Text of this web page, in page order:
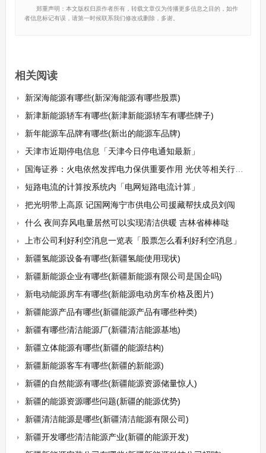
郑重声明：本文版权归原作者所有，转载文章仅为传播更多信息之目的，如作
者信息标记有误，请第一时候联系我们修改或删除，多谢。
相关阅读
新深海能源有哪些(新深海能源有哪些股票)
新津新能源轿车有哪些(新津新能源轿车有哪些牌子)
新年能源车品牌有哪些(新出的能源车品牌)
天津市近期停电信息「天津今日停电通知最新」
国海证券：火电依然发挥电力保供重要作用 光伏等相关行业有望持续景气
短路电流的计算按系统内「电网短路电流计算」
把光明带上高原 记国网海宁市供电公司援藏帮扶成员刘闯
什么 夜间弃风电量居然可以实现清洁供暖 吉林省棒棒哒
上市公司利好利空消息一览表「股票怎么看利好利空消息」
新疆氢能源设备有哪些(新疆氢能使用现状)
新疆新能源企业有哪些(新疆新能源有限公司是国企吗)
新电动能源房车有哪些(新能源电动房车价格及图片)
新疆能源产品有哪些(新疆能源产品有哪些种类)
新疆有哪些清洁能源厂(新疆清洁能源基地)
新疆立体能源有哪些(新疆的能源结构)
新疆新能源客车有哪些(新疆的新能源)
新疆的自然能源有哪些(新疆能源资源储量惊人)
新疆的能源资源哪些问题(新疆的能源优势)
新疆清洁能源是哪些(新疆清洁能源有限公司)
新疆开发哪些清洁能源产业(新疆的能源开发)